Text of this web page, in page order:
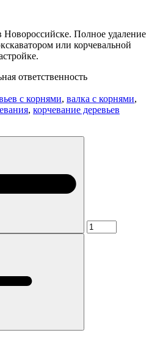
Новороссийске. Полное удаление
или корчевальной
ответственность
с корнями, валка с корнями,
, корчевание деревьев